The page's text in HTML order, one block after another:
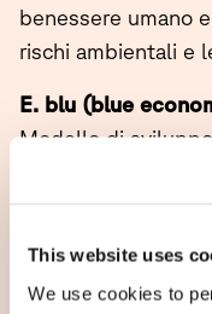
This website uses
We use cookies to
benessere umano
rischi ambientali e
E. blu (blue
Modello di
migliorando quelle